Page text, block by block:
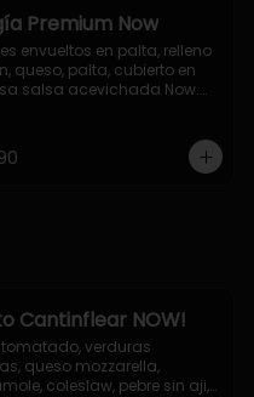
Premium Now
envueltos en palta, relleno
queso, palta, cubierto en
salsa acevichada Now.
con topping de
de la casa flambeado.
Cantinflear NOW!
verduras
queso mozzarella,
coleslaw, pebre sin aji,